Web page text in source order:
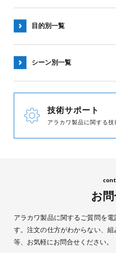
目的別一覧
シーン別一覧
技術サポート
アラカワ製品に関する
お
アラカワ製品に関するご質問を
す。注文の仕方がわからない、
等、お気軽にお問合せください。